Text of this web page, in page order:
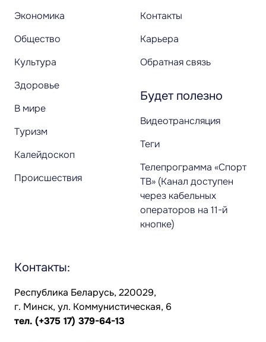
Экономика
Общество
Культура
Здоровье
В мире
Туризм
Калейдоскоп
Происшествия
Контакты
Карьера
Обратная связь
Будет полезно
Видеотрансляция
Теги
Телепрограмма «Спорт
ТВ» (Канал доступен
через кабельных
операторов на 11-й
кнопке)
Контакты:
Республика Беларусь, 220029,
г. Минск, ул. Коммунистическая, 6
тел. (+375 17) 379-64-13